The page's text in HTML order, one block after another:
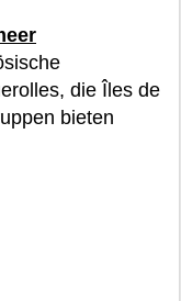
die Îles de
bieten